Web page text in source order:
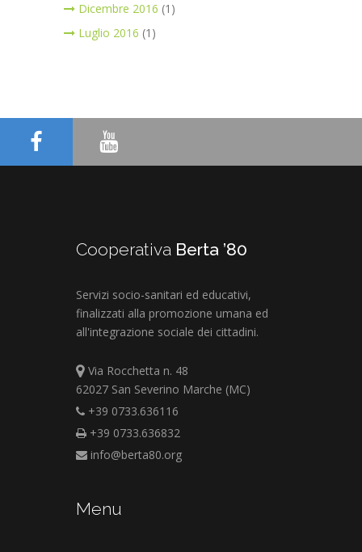
Dicembre 2016 (1)
Luglio 2016 (1)
CooperativaBerta ’80
Servizi socio-sanitari ed educativi,
finalizzati alla promozione umana ed
all'integrazione sociale dei cittadini.
Via Rocchetta n. 48
62027 San Severino Marche (MC)
+39 0733.636116
+39 0733.636832
info@berta80.org
Menu